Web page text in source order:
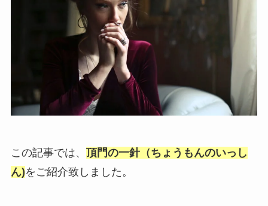
この記事では、 頂門の一針（ちょうもんのいっし
ん)をご紹介致しました。